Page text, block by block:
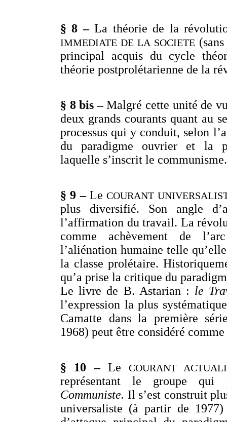
§ 8 –La théorie de la
IMMEDIATE DE LA SOCIETE(sans
principal acquis du cycle
théorie postprolétarienne de la
§ 8 bis –Malgré cette unité de
deux grands courants quant au
processus qui y conduit, selon
du paradigme ouvrier et la
laquelle s’inscrit le communisme.
§ 9 –LeCOURANT
plus diversifié. Son angle
l’affirmation du travail. La
comme achèvement de
l’aliénation humaine telle
la classe prolétaire.
qu’a prise la critique du
Le livre de B. Astarian : le
l’expression la plus
Camatte dans la première
1968) peut être considéré
§ 10 –LeCOURANT
représentant le groupe
Communiste. Il s’est construit
universaliste (à partir de